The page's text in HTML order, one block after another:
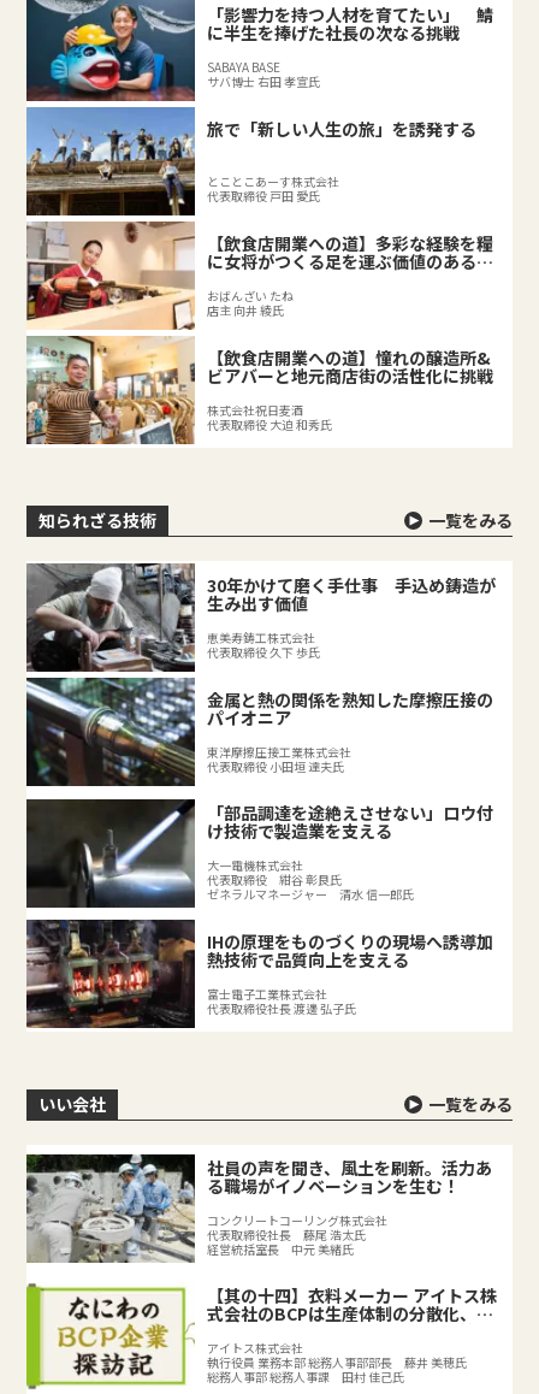
「影響力を持つ人材を育てたい」 鯖
に半生を捧げた社長の次なる挑戦
SABAYA BASE
サバ博士 右田 孝宣氏
旅で「新しい人生の旅」を誘発する
とことこあーす株式会社
代表取締役 戸田 愛氏
【飲食店開業への道】多彩な経験を糧
に女将がつくる足を運ぶ価値のある料
理店
おばんざい たね
店主 向井 綾氏
【飲食店開業への道】憧れの醸造所&
ビアバーと地元商店街の活性化に挑戦
株式会社祝日麦酒
代表取締役 大迫 和秀氏
知られざる技術 一覧をみる
30年かけて磨く手仕事 手込め鋳造が
生み出す価値
恵美寿鋳工株式会社
代表取締役 久下 歩氏
金属と熱の関係を熟知した摩擦圧接の
パイオニア
東洋摩擦圧接工業株式会社
代表取締役 小田垣 達夫氏
「部品調達を途絶えさせない」ロウ付
け技術で製造業を支える
大一電機株式会社
代表取締役 紺谷 彰良氏
ゼネラルマネージャー 清水 信一郎氏
IHの原理をものづくりの現場へ誘導加
熱技術で品質向上を支える
富士電子工業株式会社
代表取締役社長 渡邊 弘子氏
いい会社 一覧をみる
社員の声を聞き、風土を刷新。活力あ
る職場がイノベーションを生む！
コンクリートコーリング株式会社
代表取締役社長 藤尾 浩太氏
経営統括室長 中元 美緒氏
【其の十四】衣料メーカー アイトス株
式会社のBCPは生産体制の分散化、
強化
アイトス株式会社
執行役員 業務本部 総務人事部部長 藤井 美穂氏
総務人事部 総務人事課 田村 佳己氏